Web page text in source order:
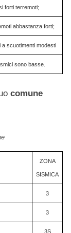
forti terremoti;
abbastanza forti;
scuotimenti modesti
sono basse.
comune
ZONA
SISMICA
3
3
3S